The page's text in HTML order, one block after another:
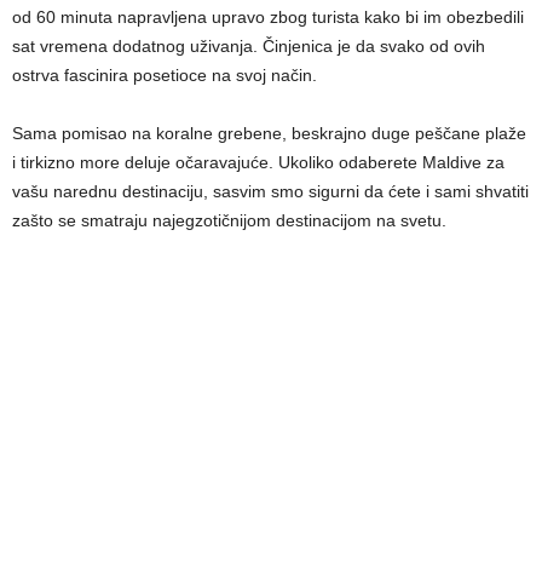
od 60 minuta napravljena upravo zbog turista kako bi im obezbedili
sat vremena dodatnog uživanja. Činjenica je da svako od ovih
ostrva fascinira posetioce na svoj način.
Sama pomisao na koralne grebene, beskrajno duge peščane plaže
i tirkizno more deluje očaravajuće. Ukoliko odaberete Maldive za
vašu narednu destinaciju, sasvim smo sigurni da ćete i sami shvatiti
zašto se smatraju najegzotičnijom destinacijom na svetu.